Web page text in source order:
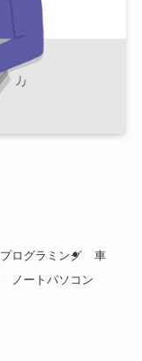
プログラミング
車
ノートパソコン